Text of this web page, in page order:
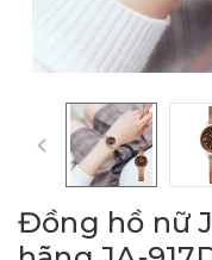
Đồng hồ nữ